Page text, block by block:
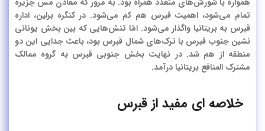
تمام می‌شود، اهمیت قبرس هم کم می‌شود. در کنگره برلین، اداره
قبرس به بریتانیا واگذار می‌شود. امّا تنش‌هایی که بین بخش یونانی
نشین جنوب قبرس با ترک‌های شمال قبرس بود، باعث جدایی این دو
منطقه از هم شد. در نهایت بخش جنوبی قبرس به گروه ممالک
مشترک المنافع بریتانیا درآمد.
خلاصه ای مفید از قبرس